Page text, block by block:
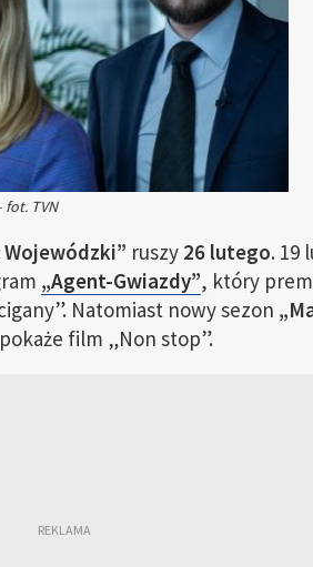
fot. TVN
Wojewódzki” ruszy 26 lutego. 19
„Agent-Gwiazdy”, który
Natomiast nowy sezon
film „Non stop”.